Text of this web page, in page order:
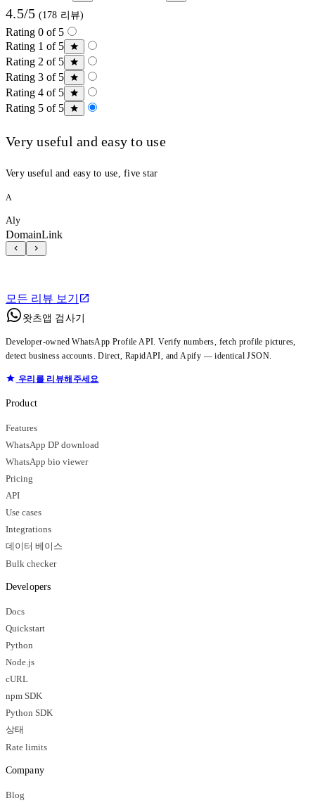
4.5/5 (178 리뷰)
Rating 0 of 5
Rating 1 of 5
Rating 2 of 5
Rating 3 of 5
Rating 4 of 5
Rating 5 of 5
Very useful and easy to use
Very useful and easy to use, five star
A
Aly
DomainLink
모든 리뷰 보기
왓츠앱 검사기
Developer-owned WhatsApp Profile API. Verify numbers, fetch profile pictures,
detect business accounts. Direct, RapidAPI, and Apify — identical JSON.
우리를 리뷰해주세요
Product
Features
WhatsApp DP download
WhatsApp bio viewer
Pricing
API
Use cases
Integrations
데이터 베이스
Bulk checker
Developers
Docs
Quickstart
Python
Node.js
cURL
npm SDK
Python SDK
상태
Rate limits
Company
Blog